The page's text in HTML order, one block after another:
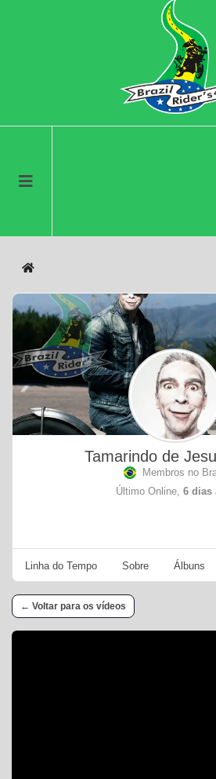
Home
Tamarindo de
Membros no
Último Online, 6 dias
Linha do Tempo Sobre Álbuns
← Voltar para os vídeos